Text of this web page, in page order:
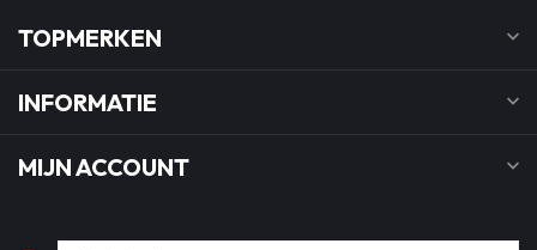
TOPMERKEN
INFORMATIE
MIJN ACCOUNT